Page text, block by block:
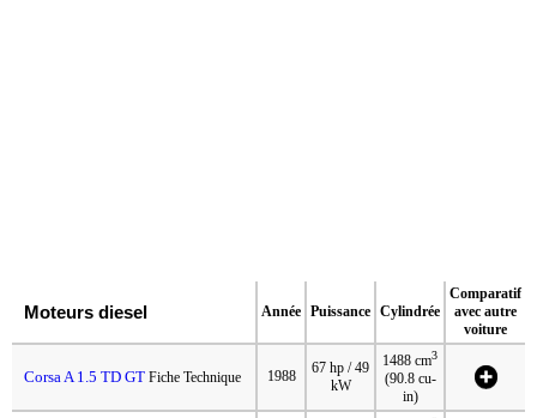
Moteurs diesel Année Puissance Cylindrée
Comparatif
avec autre
voiture
Corsa A 1.5 TD GT Fiche Technique 1988
67 hp / 49
kW
1488 cm3
(90.8 cu-
in)